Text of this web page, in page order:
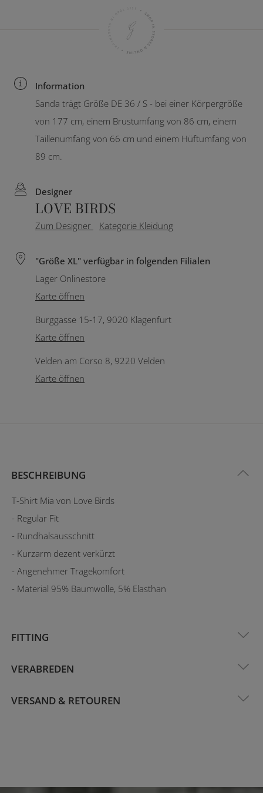
Information
Sanda trägt Größe DE 36 / S - bei einer Körpergröße
von 177 cm, einem Brustumfang von 86 cm, einem
Taillenumfang von 66 cm und einem Hüftumfang von
89 cm.
Designer
LOVE BIRDS
Zum Designer Kategorie Kleidung
"Größe XL" verfügbar in folgenden Filialen
Lager Onlinestore
Karte öffnen
Burggasse 15-17, 9020 Klagenfurt
Karte öffnen
Velden am Corso 8, 9220 Velden
Karte öffnen
BESCHREIBUNG
T-Shirt Mia von Love Birds
- Regular Fit
- Rundhalsausschnitt
- Kurzarm dezent verkürzt
- Angenehmer Tragekomfort
- Material 95% Baumwolle, 5% Elasthan
FITTING
VERABREDEN
VERSAND & RETOUREN